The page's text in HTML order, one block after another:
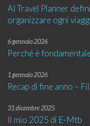
AI Travel Planner
organizzare ogni
6 gennaio 2026
Perché è
1 gennaio 2026
Recap di fine anno –
31 dicembre 2025
Il mio 2025 di E-Mtb